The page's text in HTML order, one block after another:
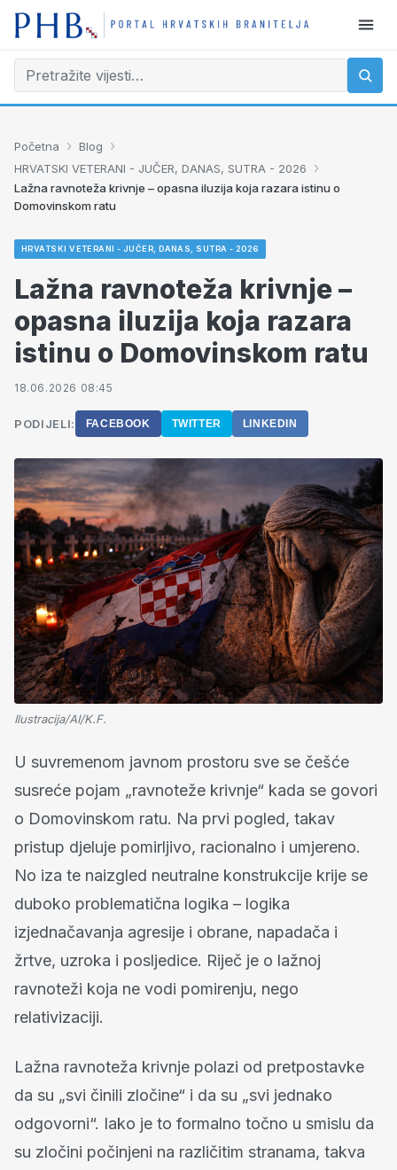
Početna › Blog ›
HRVATSKI VETERANI - JUČER, DANAS, SUTRA - 2026 ›
Lažna ravnoteža krivnje – opasna iluzija koja razara istinu o
Domovinskom ratu
HRVATSKI VETERANI - JUČER, DANAS, SUTRA - 2026
Lažna ravnoteža krivnje –
opasna iluzija koja razara
istinu o Domovinskom ratu
18.06.2026 08:45
PODIJELI: FACEBOOK TWITTER LINKEDIN
Ilustracija/AI/K.F.
U suvremenom javnom prostoru sve se češće
susreće pojam „ravnoteže krivnje“ kada se govori
o Domovinskom ratu. Na prvi pogled, takav
pristup djeluje pomirljivo, racionalno i umjereno.
No iza te naizgled neutralne konstrukcije krije se
duboko problematična logika – logika
izjednačavanja agresije i obrane, napadača i
žrtve, uzroka i posljedice. Riječ je o lažnoj
ravnoteži koja ne vodi pomirenju, nego
relativizaciji.
Lažna ravnoteža krivnje polazi od pretpostavke
da su „svi činili zločine“ i da su „svi jednako
odgovorni“. Iako je to formalno točno u smislu da
su zločini počinjeni na različitim stranama, takva